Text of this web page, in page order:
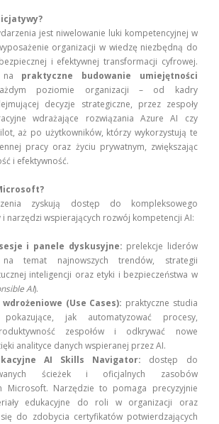
jest niwelowanie luki kompetencyjnej w
organizacji w wiedzę niezbędną do
i efektywnej transformacji cyfrowej.
na praktyczne budowanie umiejętności
poziomie organizacji – od kadry
decyzje strategiczne, przez zespoły
wdrażające rozwiązania Azure AI czy
aż po użytkowników, którzy wykorzystują te
pracy oraz życiu prywatnym, zwiększając
i efektywność.
zyskują dostęp do kompleksowego
i narzędzi wspierających rozwój kompetencji AI:
i panele dyskusyjne: prelekcje liderów
na temat najnowszych trendów, strategii
inteligencji oraz etyki i bezpieczeństwa w
AI).
(Use Cases): praktyczne studia
pokazujące, jak automatyzować procesy,
zespołów i odkrywać nowe
analityce danych wspieranej przez AI.
AI Skills Navigator: dostęp do
ścieżek i oficjalnych zasobów
Microsoft. Narzędzie to pomaga precyzyjnie
edukacyjne do roli w organizacji oraz
do zdobycia certyfikatów potwierdzających